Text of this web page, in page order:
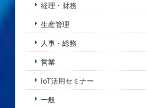
経理・財務
生産管理
人事・総務
営業
IoT活用セミナー
一般